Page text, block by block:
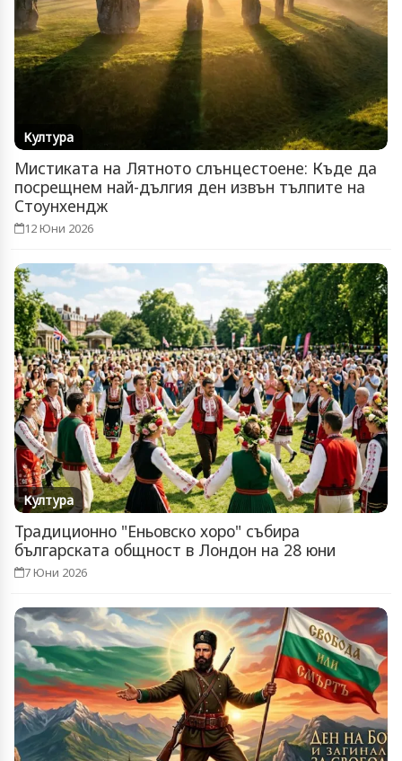
Култура
Мистиката на Лятното слънцестоене: Къде да
посрещнем най-дългия ден извън тълпите на
Стоунхендж
12 Юни 2026
Култура
Традиционно "Еньовско хоро" събира
българската общност в Лондон на 28 юни
7 Юни 2026